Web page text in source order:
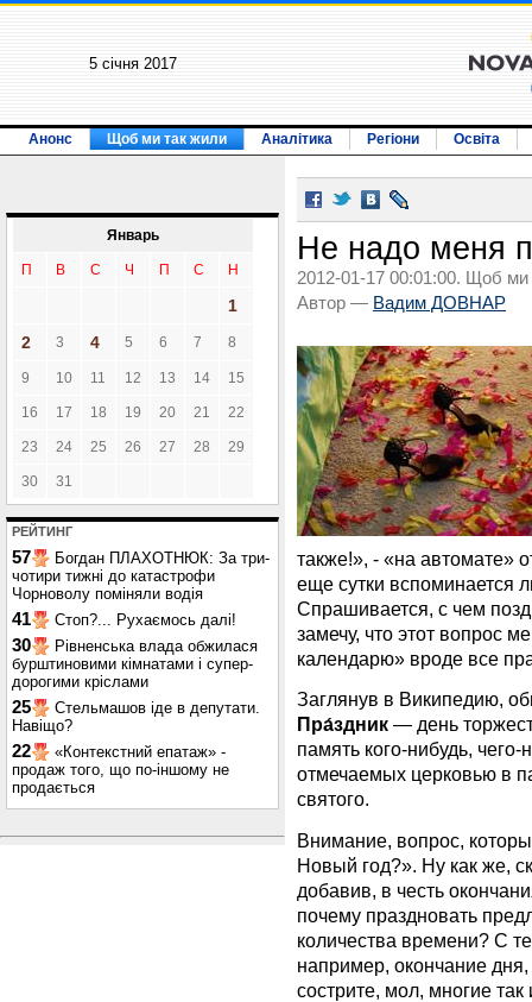
5 січня 2017
Анонс Щоб ми так жили Аналітика Регіони Освіта
Январь
П В С Ч П С Н
1
2
3 4 5 6 7 8
9 10 11 12 13 14 15
16 17 18 19 20 21 22
23 24 25 26 27 28 29
30 31
РЕЙТИНГ
57
Богдан ПЛАХОТНЮК: За три-
чотири тижні до катастрофи
Чорноволу поміняли водія
41 Стоп?... Рухаємось далі!
30
Рівненська влада обжилася
бурштиновими кімнатами і супер-
дорогими кріслами
25
Стельмашов іде в депутати.
Навіщо?
22
«Контекстний епатаж» -
продаж того, що по-іншому не
продається
Не надо меня
2012-01-17 00:01:00. Щоб ми
Автор — Вадим ДОВНАР
также!», - «на автомате»
еще сутки вспоминается
Спрашивается, с чем
замечу, что этот вопрос
календарю» вроде все
Заглянув в Википедию,
Пра́здник — день
память кого-нибудь,
отмечаемых церковью в
святого.
Внимание, вопрос,
Новый год?». Ну как же,
добавив, в честь
почему праздновать
количества времени? С
например, окончание
сострите, мол, многие